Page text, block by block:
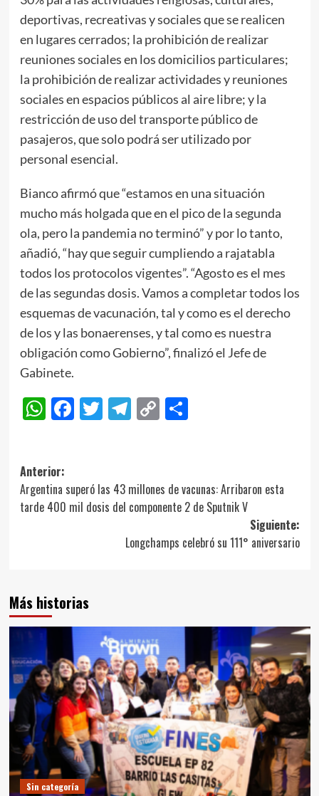
deportivas, recreativas y sociales que se realicen
en lugares cerrados; la prohibición de realizar
reuniones sociales en los domicilios particulares;
la prohibición de realizar actividades y reuniones
sociales en espacios públicos al aire libre; y la
restricción de uso del transporte público de
pasajeros, que solo podrá ser utilizado por
personal esencial.
Bianco afirmó que “estamos en una situación
mucho más holgada que en el pico de la segunda
ola, pero la pandemia no terminó” y por lo tanto,
añadió, “hay que seguir cumpliendo a rajatabla
todos los protocolos vigentes”. “Agosto es el mes
de las segundas dosis. Vamos a completar todos los
esquemas de vacunación, tal y como es el derecho
de los y las bonaerenses, y tal como es nuestra
obligación como Gobierno”, finalizó el Jefe de
Gabinete.
WhatsApp
Facebook
Twitter
Telegram
CopyCompartir
Navegación
de
entradas
Anterior:
Argentina superó las 43 millones de vacunas: Arribaron esta
tarde 400 mil dosis del componente 2 de Sputnik V
Siguiente:
Longchamps celebró su 111° aniversario
Más historias
Sin categoría